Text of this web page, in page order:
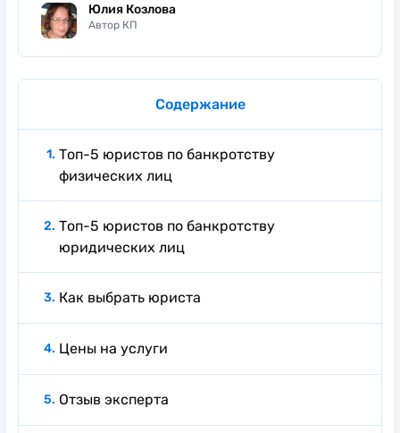
Юлия Козлова
Автор КП
Содержание
Топ-5 юристов по банкротству
физических лиц
Топ-5 юристов по банкротству
юридических лиц
Как выбрать юриста
Цены на услуги
Отзыв эксперта